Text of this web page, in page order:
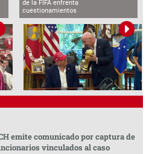
de la FIFA enfrenta
cuestionamientos
emite comunicado por captura de
vinculados al caso